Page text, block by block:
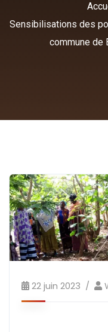
Sensibilisations des
commune de
22 juin 2023